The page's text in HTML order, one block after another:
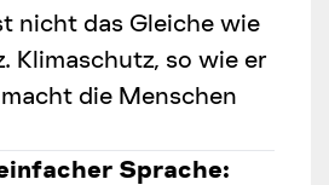
nicht das Gleiche wie
Klimaschutz, so wie er
die Menschen
Sprache: